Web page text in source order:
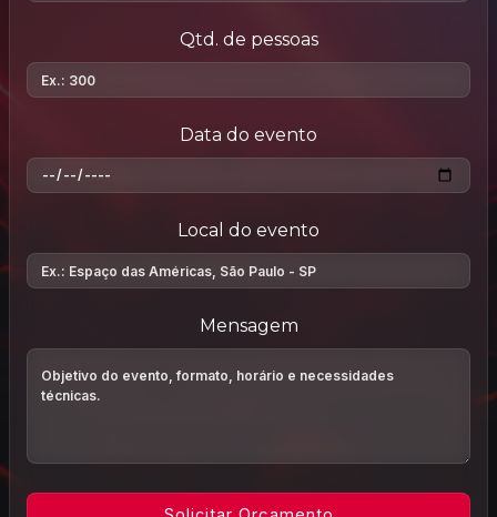
Qtd. de pessoas
Data do evento
Local do evento
Mensagem